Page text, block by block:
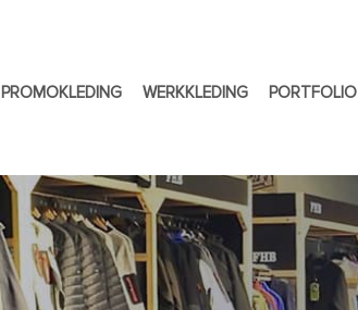
PROMOKLEDING WERKKLEDING PORTFOLIO